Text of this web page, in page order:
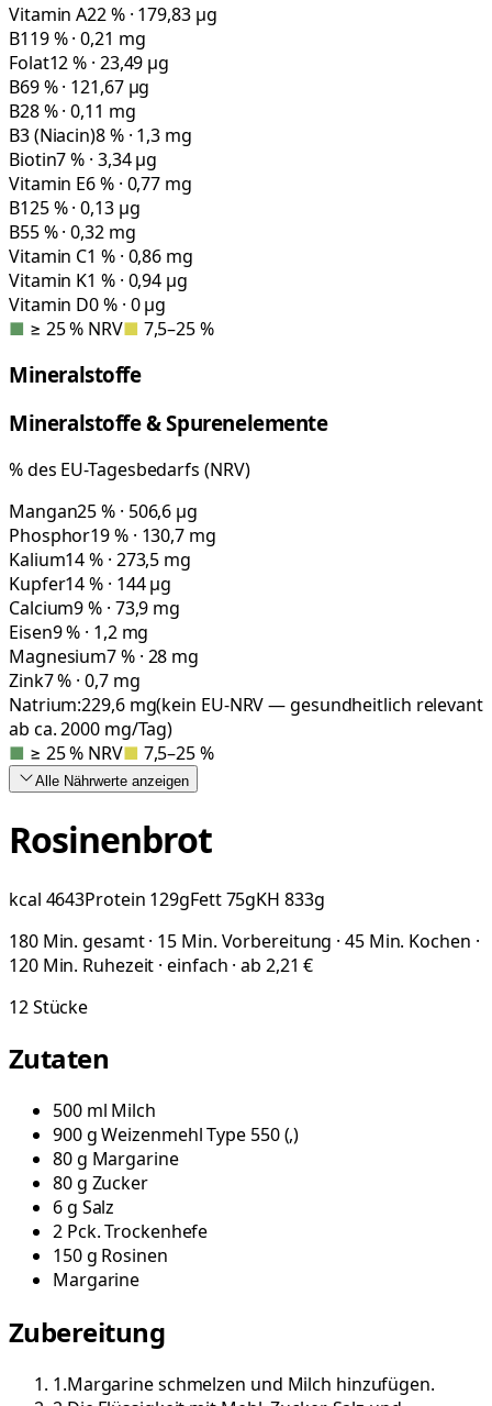
Vitamin A22 % · 179,83 µg
B119 % · 0,21 mg
Folat12 % · 23,49 µg
B69 % · 121,67 µg
B28 % · 0,11 mg
B3 (Niacin)8 % · 1,3 mg
Biotin7 % · 3,34 µg
Vitamin E6 % · 0,77 mg
B125 % · 0,13 µg
B55 % · 0,32 mg
Vitamin C1 % · 0,86 mg
Vitamin K1 % · 0,94 µg
Vitamin D0 % · 0 µg
■ ≥ 25 % NRV■ 7,5–25 %
Mineralstoffe
Mineralstoffe & Spurenelemente
% des EU-Tagesbedarfs (NRV)
Mangan25 % · 506,6 µg
Phosphor19 % · 130,7 mg
Kalium14 % · 273,5 mg
Kupfer14 % · 144 µg
Calcium9 % · 73,9 mg
Eisen9 % · 1,2 mg
Magnesium7 % · 28 mg
Zink7 % · 0,7 mg
Natrium:229,6mg(kein EU-NRV — gesundheitlich relevant
ab ca. 2000 mg/Tag)
■ ≥ 25 % NRV■ 7,5–25 %
Alle Nährwerte anzeigen
Rosinenbrot
kcal 4643Protein 129gFett75gKH 833g
180 Min. gesamt · 15 Min. Vorbereitung · 45 Min. Kochen ·
120 Min. Ruhezeit · einfach · ab 2,21 €
12Stücke
Zutaten
500 ml Milch
900gWeizenmehl Type 550(,)
80g Margarine
80g Zucker
6g Salz
2 Pck.Trockenhefe
150g Rosinen
Margarine
Zubereitung
1.Margarine schmelzen und Milch hinzufügen.